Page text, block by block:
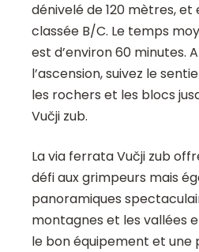
dénivelé de 120 mètres,
classée B/C. Le temps
est d’environ 60 minutes.
l’ascension, suivez le
les rochers et les blocs
Vučji zub.
La via ferrata Vučji zub
défi aux grimpeurs mais
panoramiques
montagnes et les vallées
le bon équipement et